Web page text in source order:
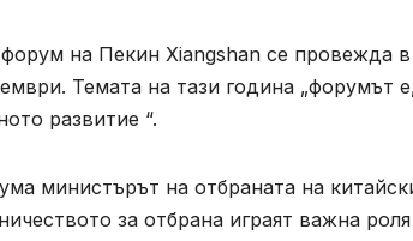
форум на Пекин Xiangshan се провежда
Темата на тази година
развитие “.
министърът на отбраната на
за отбрана играят важна